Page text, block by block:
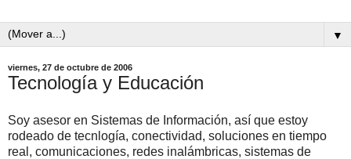
▼
viernes, 27 de octubre de 2006
Tecnología y Educación
Soy asesor en Sistemas de Información, así que estoy
rodeado de tecnlogía, conectividad, soluciones en tiempo
real, comunicaciones, redes inalámbricas, sistemas de